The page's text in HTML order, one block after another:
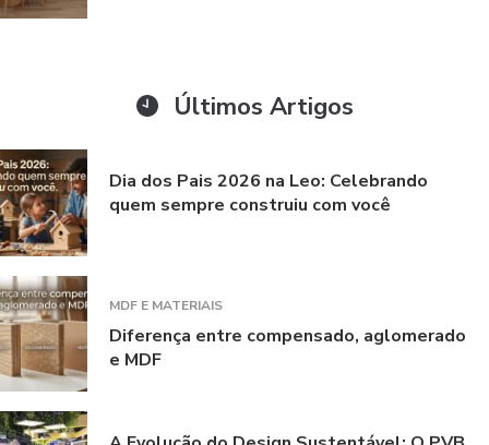
Últimos Artigos
Dia dos Pais 2026 na Leo: Celebrando
quem sempre construiu com você
MDF E MATERIAIS
Diferença entre compensado, aglomerado
e MDF